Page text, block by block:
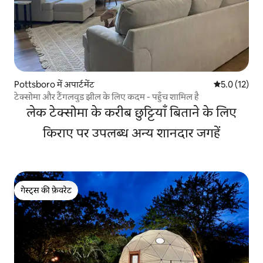
Pottsboro में अपार्टमेंट औसत रेटिंग 5
5.0 (12)
टेक्सोमा और टैंगलवुड झील के लिए कदम - पहुँच शामिल है
लेक टेक्सोमा के करीब छुट्टियाँ बिताने के लिए
किराए पर उपलब्ध अन्य शानदार जगहें
गेस्ट्स की फ़ेवरेट
गेस्ट्स की फ़ेवरेट